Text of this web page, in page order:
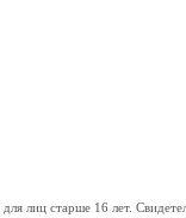
старше 16 лет.